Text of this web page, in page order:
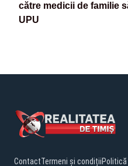
către medicii de familie
UPU
ContactTermeni și condiții